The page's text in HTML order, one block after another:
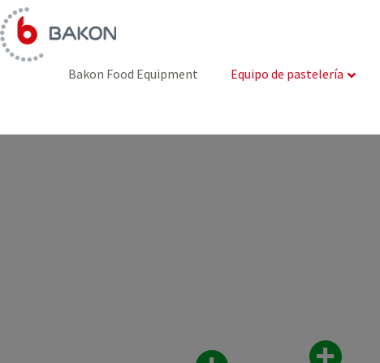
al
contenido
Bakon Food Equipment Equipo de pastelería